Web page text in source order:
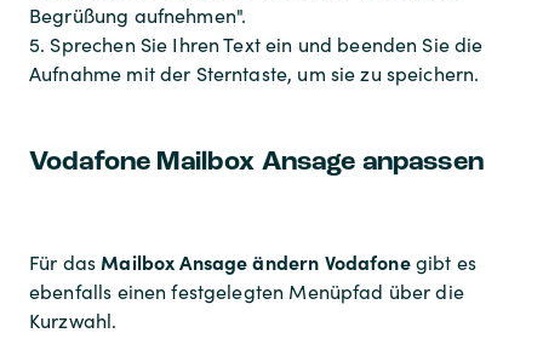
Begrüßung aufnehmen".
5. Sprechen Sie Ihren Text ein und beenden Sie die
Aufnahme mit der Sterntaste, um sie zu speichern.
Vodafone Mailbox Ansage anpassen
Für das Mailbox Ansage ändern Vodafonegibt es
ebenfalls einen festgelegten Menüpfad über die
Kurzwahl.